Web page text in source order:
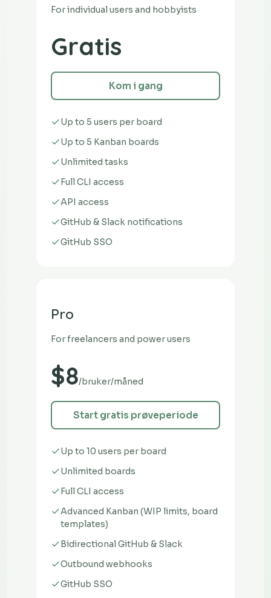
For individual users and hobbyists
Gratis
Kom i gang
Up to 5 users per board
Up to 5 Kanban boards
Unlimited tasks
Full CLI access
API access
GitHub & Slack notifications
GitHub SSO
Pro
For freelancers and power users
$8/bruker/måned
Start gratis prøveperiode
Up to 10 users per board
Unlimited boards
Full CLI access
Advanced Kanban (WIP limits, board
templates)
Bidirectional GitHub & Slack
Outbound webhooks
GitHub SSO